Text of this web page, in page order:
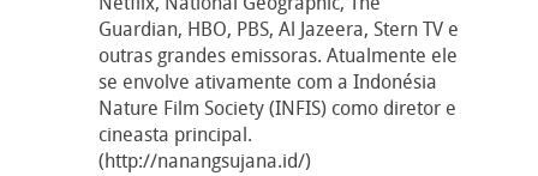
Guardian, HBO, PBS, Al Jazeera, Stern TV e
outras grandes emissoras. Atualmente ele
se envolve ativamente com a Indonésia
Nature Film Society (INFIS) como diretor e
cineasta principal.
(http://nanangsujana.id/)